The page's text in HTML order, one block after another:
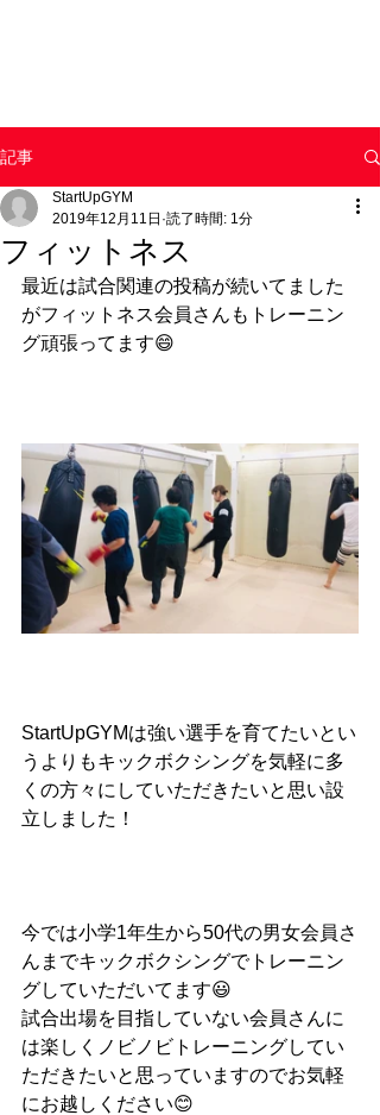
記事
フィットネス
StartUpGYM
2019年12月11日 読了時間: 1分
最近は試合関連の投稿が続いてました
がフィットネス会員さんもトレーニン
グ頑張ってます😄
StartUpGYMは強い選手を育てたいとい
うよりもキックボクシングを気軽に多
くの方々にしていただきたいと思い設
立しました！
今では小学1年生から50代の男女会員さ
んまでキックボクシングでトレーニン
グしていただいてます😃
試合出場を目指していない会員さんに
は楽しくノビノビトレーニングしてい
ただきたいと思っていますのでお気軽
にお越しください😊